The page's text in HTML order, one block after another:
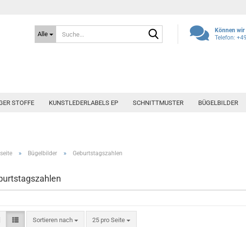
Alle
Können
Telefon:
STOFFE KUNSTLEDERLABELS EP SCHNITTMUSTER BÜGELBILDER
» Bügelbilder » Geburtstagszahlen
Sortieren nach
Sortieren nach 25 pro Seite
pro Seite